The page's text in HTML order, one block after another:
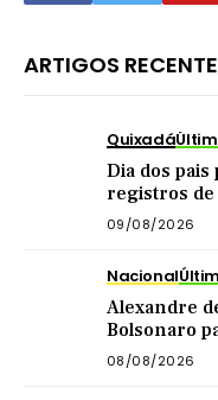
ARTIGOS
Quixadá
Dia dos pais
registros
nome do pai
09/08/2026
Nacional
Alexandre
Bolsonaro
dia dos pais
08/08/2026